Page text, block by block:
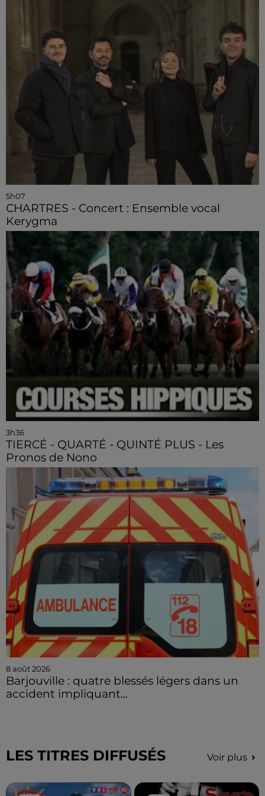
5h07
CHARTRES - Concert : Ensemble vocal
Kerygma
3h36
TIERCÉ - QUARTÉ - QUINTÉ PLUS - Les
Pronos de Nono
8 août 2026
Barjouville : quatre blessés légers dans un
accident impliquant...
LES TITRES DIFFUSÉS Voir plus